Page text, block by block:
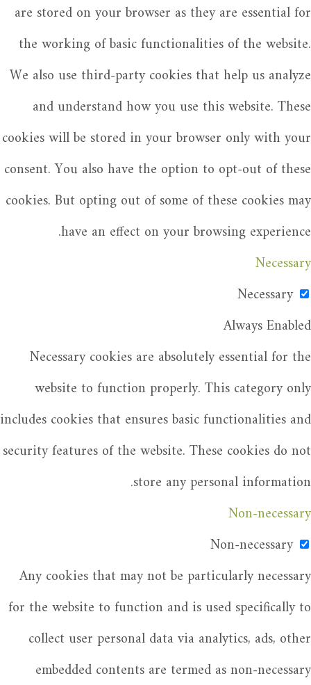
are stored on your browser as they are essential for
the working of basic functionalities of the website.
We also use third-party cookies that help us analyze
and understand how you use this website. These
cookies will be stored in your browser only with your
consent. You also have the option to opt-out of these
cookies. But opting out of some of these cookies may
have an effect on your browsing experience.
Necessary
Necessary
Always Enabled
Necessary cookies are absolutely essential for the
website to function properly. This category only
includes cookies that ensures basic functionalities and
security features of the website. These cookies do not
store any personal information.
Non-necessary
Non-necessary
Any cookies that may not be particularly necessary
for the website to function and is used specifically to
collect user personal data via analytics, ads, other
embedded contents are termed as non-necessary